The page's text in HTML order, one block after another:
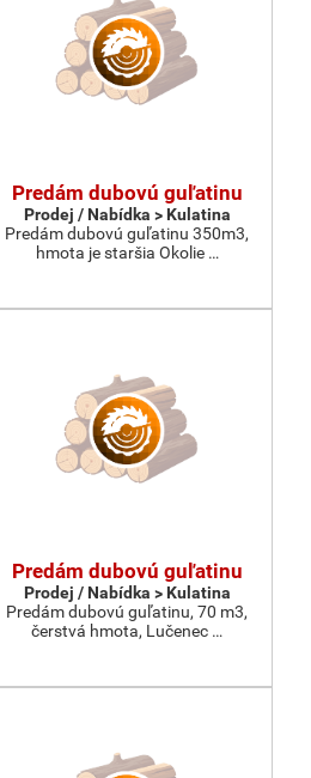
Predám dubovú guľatinu
Prodej / Nabídka > Kulatina
Predám dubovú guľatinu 350m3,
hmota je staršia Okolie …
Predám dubovú guľatinu
Prodej / Nabídka > Kulatina
Predám dubovú guľatinu, 70 m3,
čerstvá hmota, Lučenec …